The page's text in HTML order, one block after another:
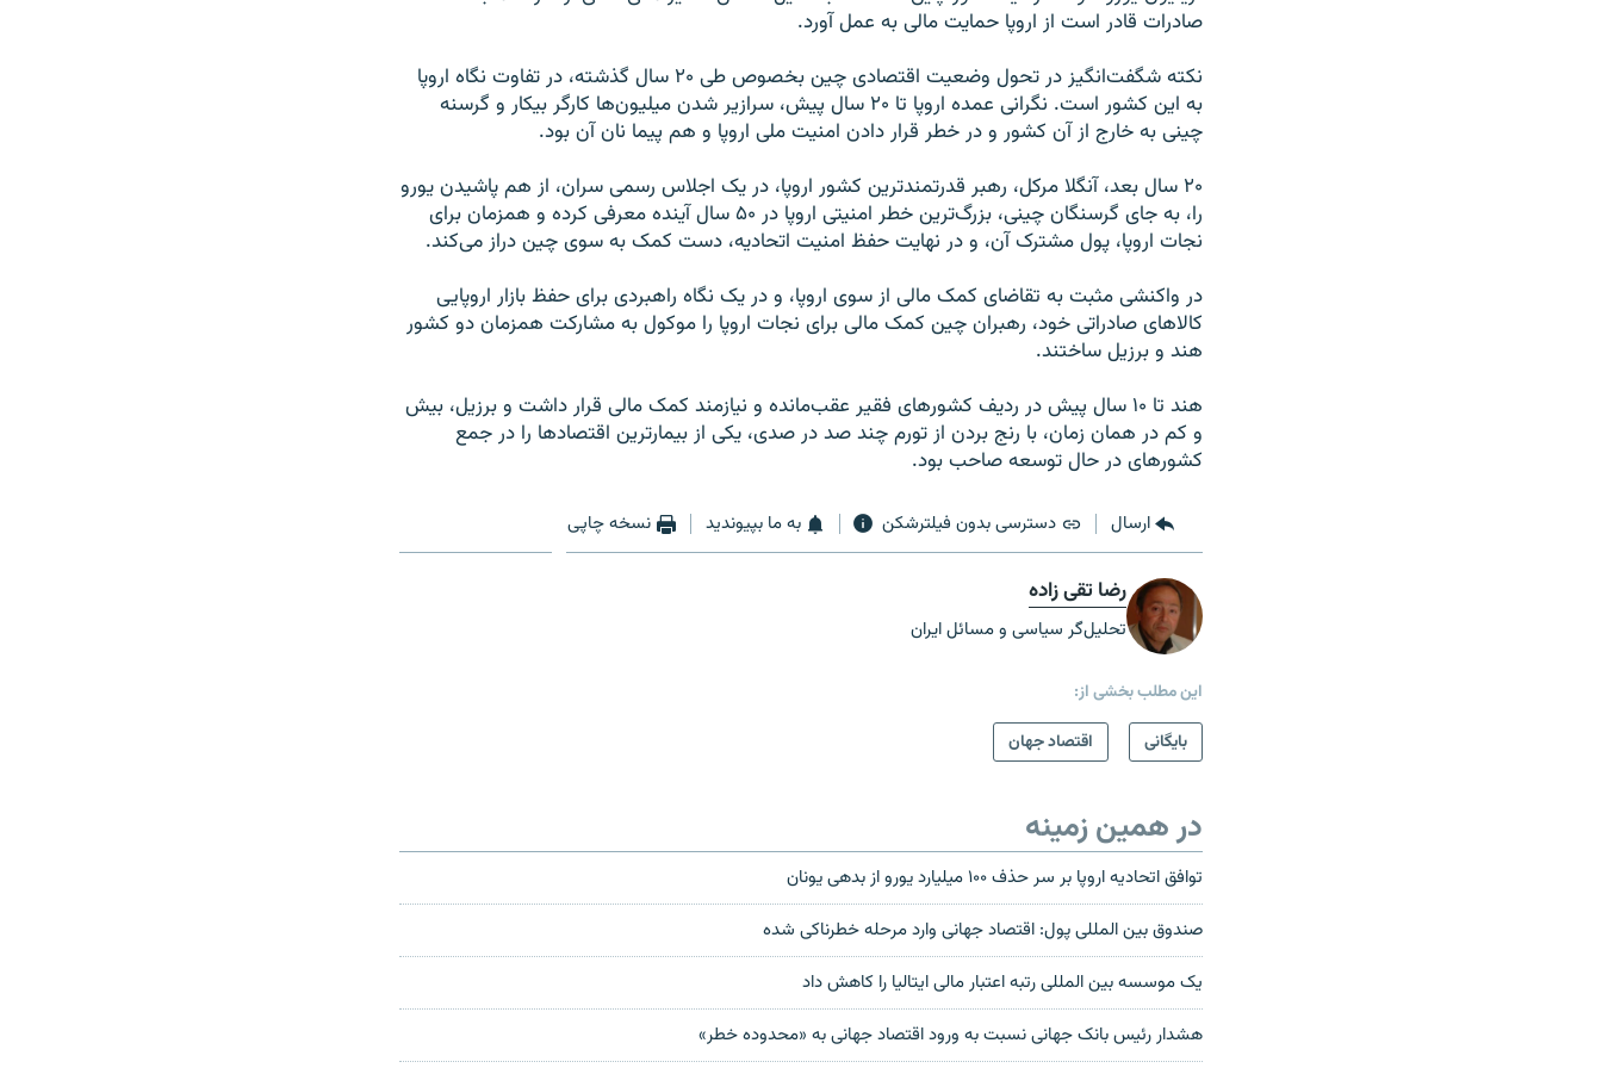
صادرات قادر است از اروپا حمایت مالی به عمل آورد.
نکته شگفت‌انگیز در تحول وضعیت اقتصادی چین بخصوص طی ۲۰ سال گذشته، در تفاوت نگاه اروپا
به این کشور است. نگرانی عمده اروپا تا ۲۰ سال پیش، سرازیر شدن میلیون‌ها کارگر بیکار و گرسنه
چینی به خارج از آن کشور و در خطر قرار دادن امنیت ملی اروپا و هم پیما نان آن بود.
۲۰ سال بعد، آنگلا مرکل، رهبر قدرتمند‌ترین کشور اروپا، در یک اجلاس رسمی سران، از هم پاشیدن یورو
را، به جای گرسنگان چینی، بزرگ‌ترین خطر امنیتی اروپا در ۵۰ سال آینده معرفی کرده و همزمان برای
نجات اروپا، پول مشترک آن، و در نهایت حفظ امنیت اتحادیه، دست کمک به سوی چین دراز می‌کند.
در واکنشی مثبت به تقاضای کمک مالی از سوی اروپا، و در یک نگاه راهبردی برای حفظ بازار اروپایی
کالاهای صادراتی خود، رهبران چین کمک مالی برای نجات اروپا را موکول به مشارکت همزمان دو کشور
هند و برزیل ساختند.
هند تا ۱۰ سال پیش در ردیف کشور‌های فقیر عقب‌مانده و نیازمند کمک مالی قرار داشت و برزیل، بیش
و کم در‌‌ همان زمان، با رنج بردن از تورم چند صد در صدی، یکی از بیمار‌ترین اقتصاد‌ها را در جمع
کشور‌های در حال توسعه صاحب بود.
ارسال دسترسی بدون فیلترشکن به ما بپیوندید نسخه چاپی
رضا تقی زاده
تحلیل‌گر سیاسی و مسائل ایران
این مطلب بخشی از:
بایگانی
اقتصاد جهان
در همین زمینه
توافق اتحادیه اروپا بر سر حذف ۱۰۰ میلیارد یورو از بدهی‌ یونان
صندوق بين المللی پول: اقتصاد جهانی وارد مرحله خطرناکی شده
یک موسسه بین المللی رتبه اعتبار مالی ایتالیا را کاهش داد
هشدار رئیس بانک جهانی نسبت به ورود اقتصاد جهانی به «محدوده خطر»